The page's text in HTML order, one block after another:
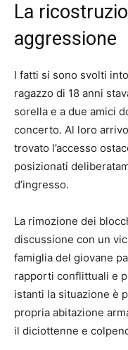
La
aggressione
I fatti si sono svolti
ragazzo di 18 anni
sorella e a due amici
concerto. Al loro
trovato l’accesso
posizionati
d’ingresso.
La rimozione dei
discussione con un
famiglia del giovane
rapporti conflittuali e
istanti la situazione è
propria abitazione
il diciottenne e